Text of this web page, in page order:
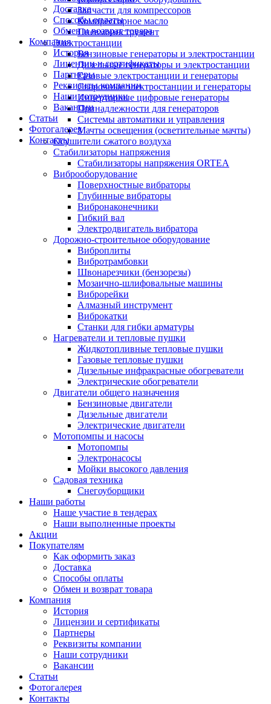
Доставка
Способы оплаты
Обмен и возврат товара
Компания
История
Лицензии и сертификаты
Партнеры
Реквизиты компании
Наши сотрудники
Вакансии
Статьи
Фотогалерея
Контакты
Запчасти для компрессоров
Компрессорное масло
Пневмоинструмент
Электростанции
Бензиновые генераторы и электростанции
Дизельные генераторы и электростанции
Газовые электростанции и генераторы
Сварочные электростанции и генераторы
Инверторные цифровые генераторы
Принадлежности для генераторов
Системы автоматики и управления
Мачты освещения (осветительные мачты)
Осушители сжатого воздуха
Cтабилизаторы напряжения
Стабилизаторы напряжения ORTEA
Виброоборудование
Поверхностные вибраторы
Глубинные вибраторы
Вибронаконечники
Гибкий вал
Электродвигатель вибратора
Дорожно-строительное оборудование
Виброплиты
Вибротрамбовки
Швонарезчики (бензорезы)
Мозаично-шлифовальные машины
Виброрейки
Алмазный инструмент
Виброкатки
Станки для гибки арматуры
Нагреватели и тепловые пушки
Жидкотопливные тепловые пушки
Газовые тепловые пушки
Дизельные инфракрасные обогреватели
Электрические обогреватели
Двигатели общего назначения
Бензиновые двигатели
Дизельные двигатели
Электрические двигатели
Мотопомпы и насосы
Мотопомпы
Электронасосы
Мойки высокого давления
Садовая техника
Снегоуборщики
Наши работы
Наше участие в тендерах
Наши выполненные проекты
Акции
Покупателям
Как оформить заказ
Доставка
Способы оплаты
Обмен и возврат товара
Компания
История
Лицензии и сертификаты
Партнеры
Реквизиты компании
Наши сотрудники
Вакансии
Статьи
Фотогалерея
Контакты